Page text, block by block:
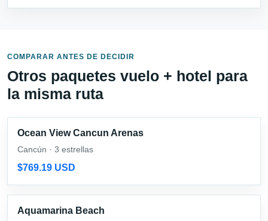
COMPARAR ANTES DE DECIDIR
Otros paquetes vuelo + hotel para
la misma ruta
Ocean View Cancun Arenas
Cancún · 3 estrellas
$769.19 USD
Aquamarina Beach